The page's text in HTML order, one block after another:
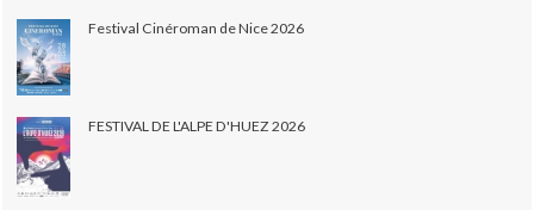
Festival Cinéroman de Nice 2026
FESTIVAL DE L'ALPE D'HUEZ 2026